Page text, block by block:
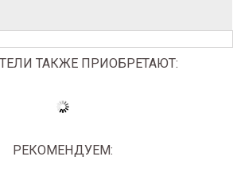
ТАКЖЕ ПРИОБРЕТАЮТ:
РЕКОМЕНДУЕМ: